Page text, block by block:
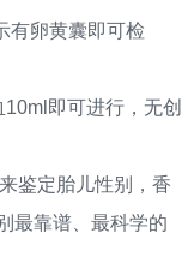
卵黄囊即可检
即可进行，无创
鉴定胎儿性别，香
最靠谱、最科学的